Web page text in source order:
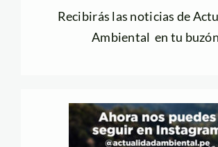
Recibirás las noticias de
Ambiental en tu buzón